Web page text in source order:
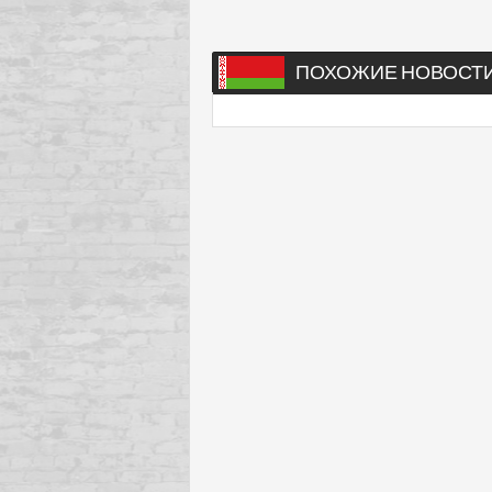
ПОХОЖИЕ